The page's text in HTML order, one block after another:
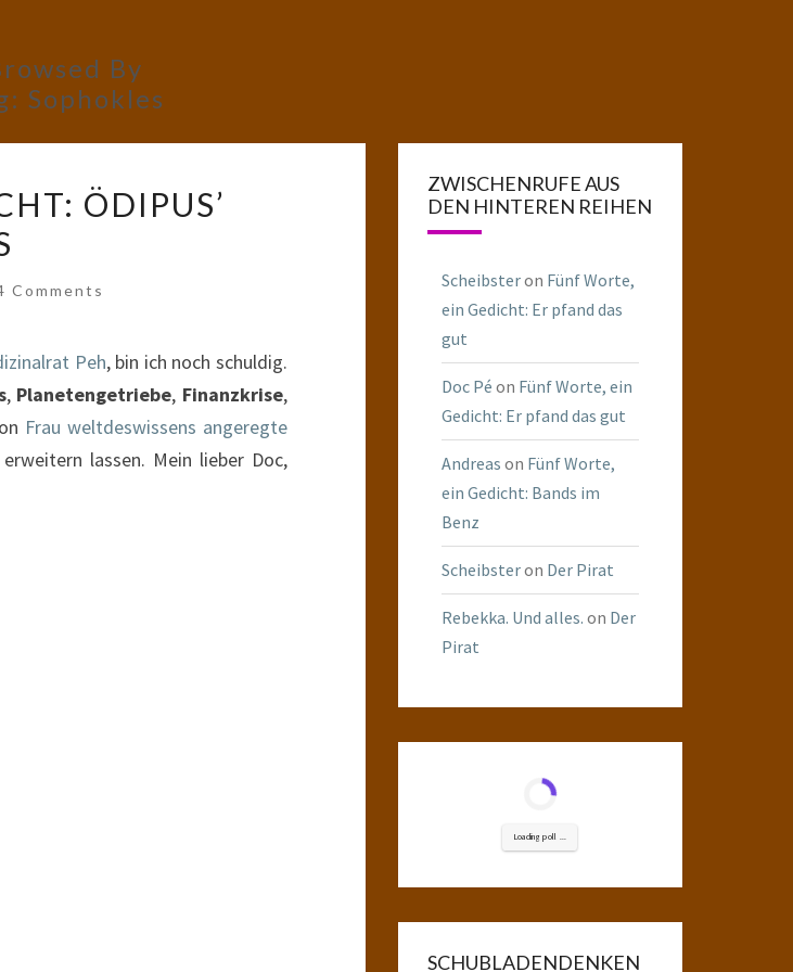
By
Sophokles
ÖDIPUS’
Comments
Peh, bin ich noch schuldig.
, Planetengetriebe, Finanzkrise,
Frau weltdeswissens angeregte
lassen. Mein lieber Doc,
ZWISCHENRUFE AUS
DEN HINTEREN REIHEN
Scheibsteron Fünf Worte,
ein Gedicht: Er pfand das
gut
Doc Pé on Fünf Worte, ein
Gedicht: Er pfand das gut
Andreas on Fünf Worte,
ein Gedicht: Bands im
Benz
Scheibsteron Der Pirat
Rebekka. Und alles. on Der
Pirat
Loading poll ...
SCHUBLADENDENKEN